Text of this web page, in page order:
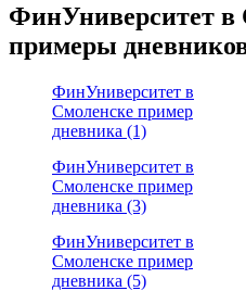
ФинУниверситет в
примеры
ФинУниверситет в
Смоленске пример
дневника (1)
ФинУниверситет в
Смоленске пример
дневника (3)
ФинУниверситет в
Смоленске пример
дневника (5)